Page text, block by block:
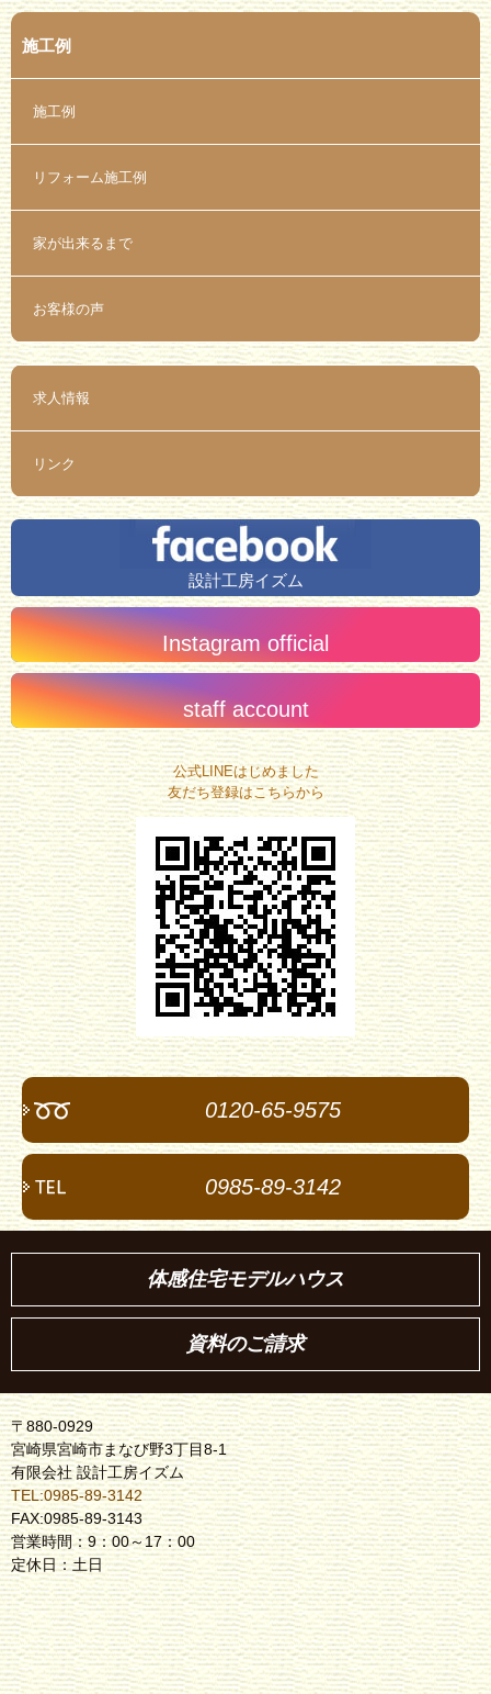
施工例
施工例
リフォーム施工例
家が出来るまで
お客様の声
求人情報
リンク
設計工房イズム
Instagram official
staff account
公式LINEはじめました
友だち登録はこちらから
0120-65-9575
0985-89-3142
体感住宅モデルハウス
資料のご請求
〒880-0929
宮崎県宮崎市まなび野3丁目8-1
有限会社 設計工房イズム
TEL:0985-89-3142
FAX:0985-89-3143
営業時間：9：00～17：00
定休日：土日